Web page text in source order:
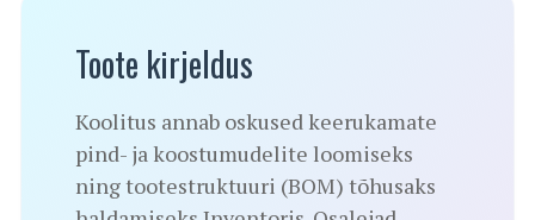
Toote kirjeldus
Koolitus annab oskused keerukamate
pind- ja koostumudelite loomiseks
ning tootestruktuuri (BOM) tõhusaks